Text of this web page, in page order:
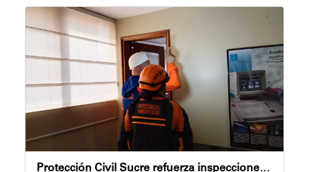
“Esta es una deuda histórica y estamos
La regularización de la tenencia de la tierra
Seguridad jurídica:Respaldo legal e
Financiamiento:Apertura a créditos
Proyectos socio-productivos: Activación
Protección Civil Sucre refuerza inspecciones de seguridad estructural en Petare